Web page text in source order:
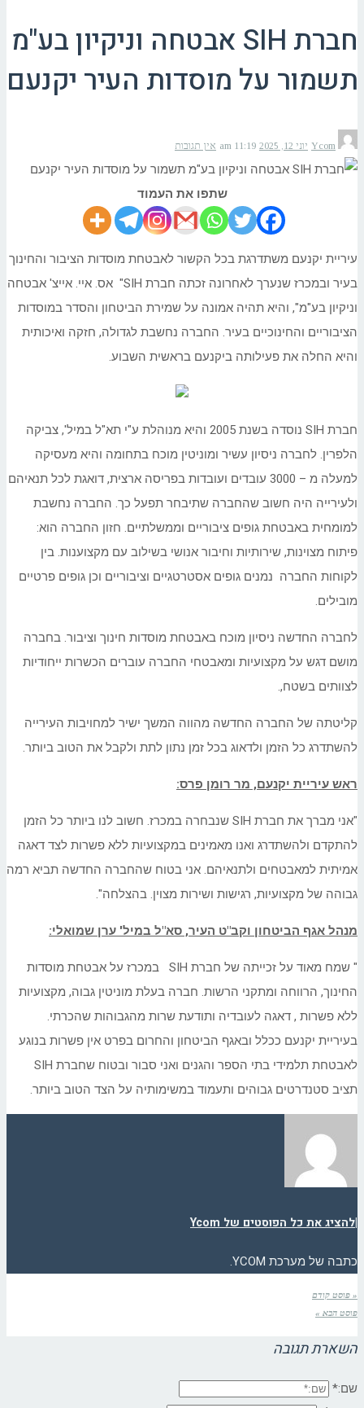
חברת SIH אבטחה וניקיון בע"מ
תשמור על מוסדות העיר יקנעם
Ycom יוני 12, 2025 11:19 am אין תגובות
שתפו את העמוד
עיריית יקנעם משתדרגת בכל הקשור לאבטחת מוסדות הציבור והחינוך
בעיר ובמכרז שנערך לאחרונה זכתה חברת SIH" אס. איי. אייצ' אבטחה
וניקיון בע"מ", והיא תהיה אמונה על שמירת הביטחון והסדר במוסדות
הציבוריים והחינוכיים בעיר. החברה נחשבת לגדולה, חזקה ואיכותית
והיא החלה את פעילותה ביקנעם בראשית השבוע.
חברת SIH נוסדה בשנת 2005 והיא מנוהלת ע"י תא"ל במיל', צביקה
הלפרין. לחברה ניסיון עשיר ומוניטין מוכח בתחומה והיא מעסיקה
למעלה מ – 3000 עובדים ועובדות בפריסה ארצית, דואגת לכל תנאיהם
ולעירייה היה חשוב שהחברה שתיבחר תפעל כך. החברה נחשבת
למומחית באבטחת גופים ציבוריים וממשלתיים. חזון החברה הוא:
פיתוח מצוינות, שירותיות וחיבור אנושי בשילוב עם מקצוענות. בין
לקוחות החברה נמנים גופים אסטרטגיים וציבוריים וכן גופים פרטיים
מובילים.
לחברה החדשה ניסיון מוכח באבטחת מוסדות חינוך וציבור. בחברה
מושם דגש על מקצועיות ומאבטחי החברה עוברים הכשרות ייחודיות
לצוותים בשטח,.
קליטתה של החברה החדשה מהווה המשך ישיר למחויבות העירייה
להשתדרג כל הזמן ולדאוג בכל זמן נתון לתת ולקבל את הטוב ביותר.
ראש עיריית יקנעם, מר רומן פרס:
"אני מברך את חברת SIH שנבחרה במכרז. חשוב לנו ביותר כל הזמן
להתקדם ולהשתדרג ואנו מאמינים במקצועיות ללא פשרות לצד דאגה
אמיתית למאבטחים ולתנאיהם. אני בטוח שהחברה החדשה תביא רמה
גבוהה של מקצועיות, רגישות ושירות מצוין. בהצלחה".
מנהל אגף הביטחון וקב"ט העיר, סא"ל במיל' ערן שמואלי:
" שמח מאוד על זכייתה של חברת SIH במכרז על אבטחת מוסדות
החינוך, הרווחה ומתקני הרשות. חברה בעלת מוניטין גבוה, מקצועיות
ללא פשרות , דאגה לעובדיה ותודעת שרות מהגבוהות שהכרתי.
בעיריית יקנעם ככלל ובאגף הביטחון והחרום בפרט אין פשרות בנוגע
לאבטחת תלמידי בתי הספר והגנים ואני סבור ובטוח שחברת SIH
תציב סטנדרטים גבוהים ותעמוד במשימותיה על הצד הטוב ביותר.
|להציג את כל הפוסטים של Ycom
כתבה של מערכת YCOM.
« פוסט קודם
פוסט הבא »
השארת תגובה
שם:*